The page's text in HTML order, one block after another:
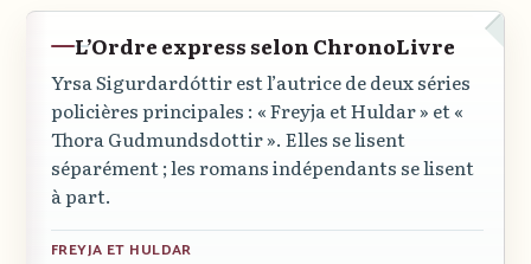
L’Ordre express selon ChronoLivre
Yrsa Sigurdardóttir est l’autrice de deux séries
policières principales : « Freyja et Huldar » et«
Thora Gudmundsdottir ». Elles se lisent
séparément ; les romans indépendants se lisent
à part.
FREYJA ET HULDAR